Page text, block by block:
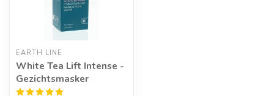
EARTH LINE
White Tea Lift Intense -
Gezichtsmasker